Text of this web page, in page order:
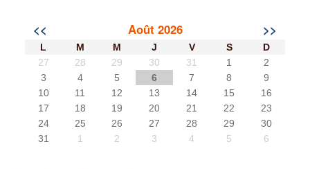
<< Août 2026 >>
L M M J V S
D
27
28 29 30 31 1
2
3
4 5 6 7 8
9
10
11 12 13 14 15
16
17
18 19 20 21 22
23
24
25 26 27 28 29
30
31
1 2 3 4 5 6